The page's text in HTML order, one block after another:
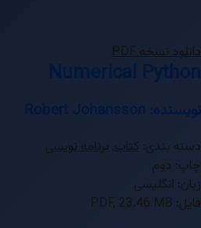
دانلود نسخه PDF
Numerical Python
نویسنده: Robert Johansson
دسته بندی: کتاب,برنامه نویسی
چاپ: دوم
زبان: انگلیسی
فایل: PDF, 23.46 MB